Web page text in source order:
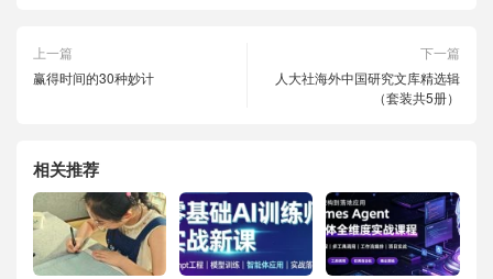
上一篇
赢得时间的30种妙计
下一篇
人大社海外中国研究文库精选辑
（套装共5册）
相关推荐